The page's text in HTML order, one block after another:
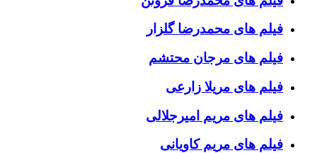
فیلم های محمدرضا گلزار
فیلم های مرجان محتشم
فیلم های مریلا زارعی
فیلم های مریم امیرجلالی
فیلم های مریم کاویانی